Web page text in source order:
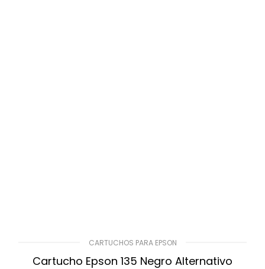
CARTUCHOS PARA EPSON
Cartucho Epson 135 Negro Alternativo